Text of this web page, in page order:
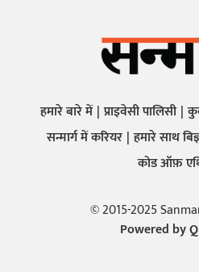
हमारे बारे में प्राइवेसी पालिसी
सन्मार्ग में करियर हमारे साथ
कोड ऑफ़
© 2015-2025
Powered by